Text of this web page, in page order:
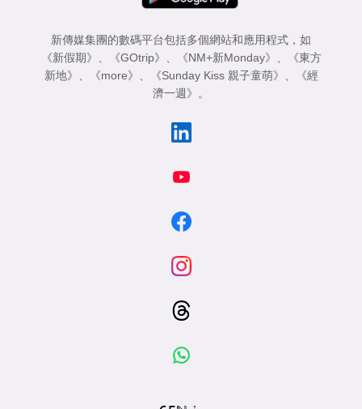
新傳媒集團的數碼平台包括多個網站和應用程式，如
《新假期》 、 《GOtrip》 、 《NM+新Monday》 、
《東方
新地》 、 《more》 、 《Sunday Kiss 親子童萌》 、
《經
濟一週》 。